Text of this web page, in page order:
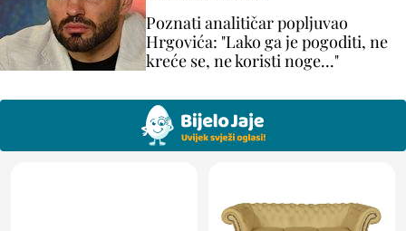
Poznati analitičar popljuvao
Hrgovića: "Lako ga je pogoditi, ne
kreće se, ne koristi noge..."